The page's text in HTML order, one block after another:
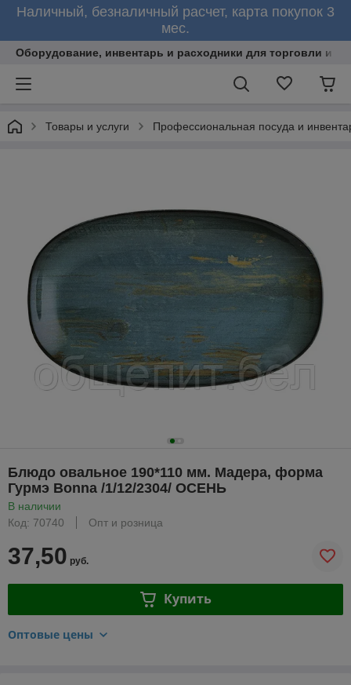
Наличный, безналичный расчет, карта покупок 3
мес.
Оборудование, инвентарь и расходники для торговли и
Товары и услуги Профессиональная посуда и
Блюдо овальное 190*110 мм. Мадера, форма
Гурмэ Bonna /1/12/2304/ ОСЕНЬ
В наличии
Код: 70740
Опт и розница
37,50 руб.
Купить
Оптовые цены